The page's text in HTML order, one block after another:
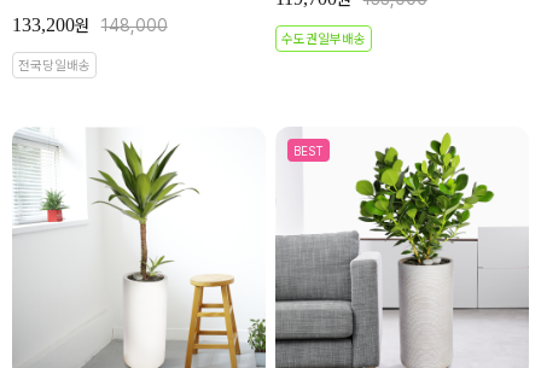
133,200원 148,000
전국당일배송
수도권일부배송
BEST